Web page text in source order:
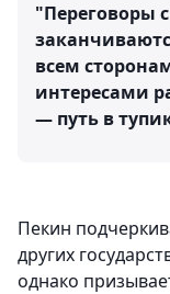
"Переговоры
всем
интересами
— путь в
Пекин
других
однако